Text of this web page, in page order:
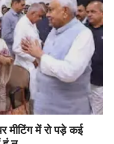
मीटिंग में रो पड़े कई